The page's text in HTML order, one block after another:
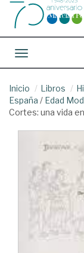
Toggle
Inicio Libros
España / Edad
Cortes: una vida